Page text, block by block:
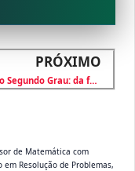
PRÓXIMO
Função do Segundo Grau: da fórmula à parábola
de Matemática com
Resolução de Problemas,